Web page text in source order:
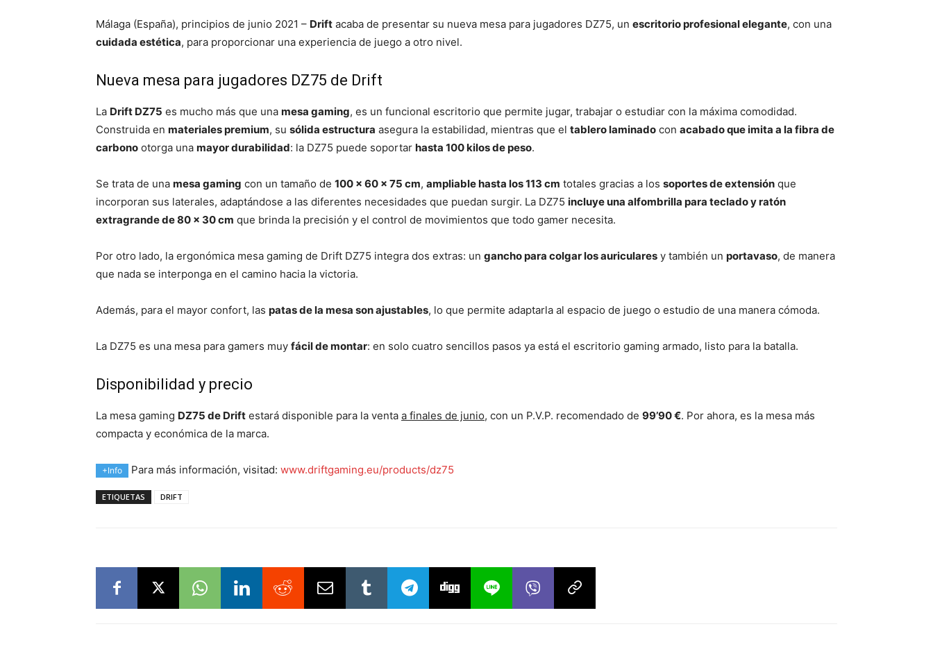
Málaga (España), principios de junio 2021 – Drift acaba de presentar su nueva mesa para jugadores DZ75, un escritorio profesional elegante, con una
cuidada estética, para proporcionar una experiencia de juego a otro nivel.
Nueva mesa para jugadores DZ75 de Drift
La Drift DZ75 es mucho más que una mesa gaming, es un funcional escritorio que permite jugar, trabajar o estudiar con la máxima comodidad.
Construida en materiales premium, su sólida estructura asegura la estabilidad, mientras que el tablero laminado con acabado que imita a la fibra de
carbono otorga una mayor durabilidad: la DZ75 puede soportar hasta 100 kilos de peso.
Se trata de una mesa gaming con un tamaño de 100 x 60 x 75 cm, ampliable hasta los 113 cm totales gracias a los soportes de extensión que
incorporan sus laterales, adaptándose a las diferentes necesidades que puedan surgir. La DZ75 incluye una alfombrilla para teclado y ratón
extragrande de 80 x 30 cm que brinda la precisión y el control de movimientos que todo gamer necesita.
Por otro lado, la ergonómica mesa gaming de Drift DZ75 integra dos extras: un gancho para colgar los auriculares y también un portavaso, de manera
que nada se interponga en el camino hacia la victoria.
Además, para el mayor confort, las patas de la mesa son ajustables, lo que permite adaptarla al espacio de juego o estudio de una manera cómoda.
La DZ75 es una mesa para gamers muy fácil de montar: en solo cuatro sencillos pasos ya está el escritorio gaming armado, listo para la batalla.
Disponibilidad y precio
La mesa gaming DZ75 de Drift estará disponible para la venta a finales de junio, con un P.V.P. recomendado de 99’90 €. Por ahora, es la mesa más
compacta y económica de la marca.
+Info Para más información, visitad: www.driftgaming.eu/products/dz75
ETIQUETAS DRIFT